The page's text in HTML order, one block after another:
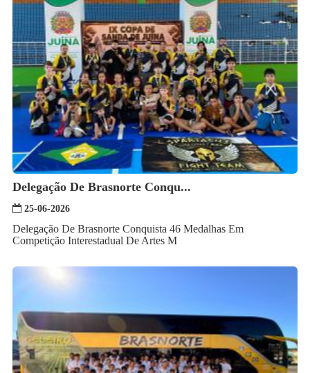
Delegação De Brasnorte Conqu...
25-06-2026
Delegação De Brasnorte Conquista 46 Medalhas Em
Competição Interestadual De Artes M